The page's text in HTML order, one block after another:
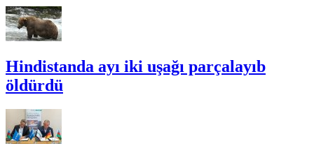
Hindistanda ayı iki uşağı parçalayıb
öldürdü